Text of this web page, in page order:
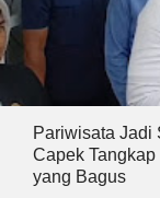
Pariwisata Jadi
Capek
yang Bagus